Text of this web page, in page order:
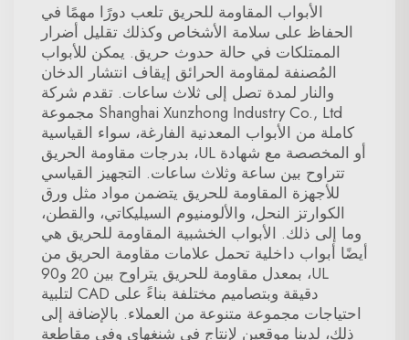
الأبواب المقاومة للحريق تلعب دورًا مهمًا في
الحفاظ على سلامة الأشخاص وكذلك تقليل أضرار
الممتلكات في حالة حدوث حريق. يمكن للأبواب
المُصنفة لمقاومة الحرائق إيقاف انتشار الدخان
والنار لمدة تصل إلى ثلاث ساعات. تقدم شركة
Shanghai Xunzhong Industry Co., Ltd مجموعة
كاملة من الأبواب المعدنية الفارغة، سواء القياسية
أو المخصصة مع شهادة UL، بدرجات مقاومة الحريق
تتراوح بين ساعة وثلاث ساعات. التجهيز القياسي
للأجهزة المقاومة للحريق يتضمن مواد مثل ورق
الكوارتز النحل، والألومنيوم السيليكاتي، والقطن،
وما إلى ذلك. الأبواب الخشبية المقاومة للحريق هي
أيضًا أبواب داخلية تحمل علامات مقاومة الحريق من
UL، بمعدل مقاومة للحريق يتراوح بين 20 و90
دقيقة وبتصاميم مختلفة بناءً على CAD لتلبية
احتياجات مجموعة متنوعة من العملاء. بالإضافة إلى
ذلك، لدينا موقعين لإنتاج في شنغهاي وفي مقاطعة